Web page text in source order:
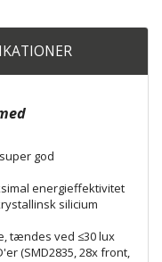
god
energieffektivitet
silicium
tændes ved ≤30 lux
(SMD2835, 28x front,